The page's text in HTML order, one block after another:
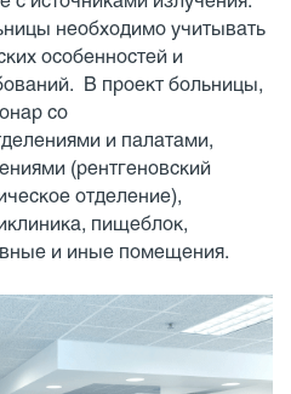
необходимо учитывать
особенностей и
В проект больницы,
со
и палатами,
(рентгеновский
отделение),
пищеблок,
и иные помещения.